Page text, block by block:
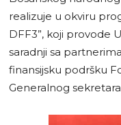
realizuje u okviru
DFF3”, koji provode
saradnji sa
finansijsku podršku
Generalnog